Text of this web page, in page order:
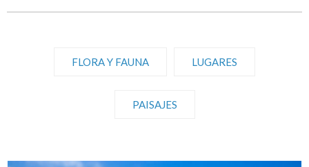
FLORA Y FAUNA LUGARES
PAISAJES